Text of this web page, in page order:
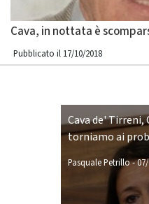
Cava, in nottata è
Pubblicato il 17/10/2018
Cava de' Tirreni,
torniamo ai
Pasquale Petrillo-